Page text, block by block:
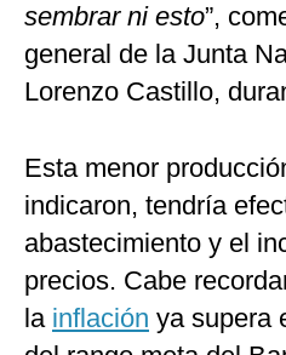
sembrar ni esto”,
general de la Junta
Lorenzo Castillo,
Esta menor
indicaron, tendría
abastecimiento y el
precios. Cabe
la inflación ya supera